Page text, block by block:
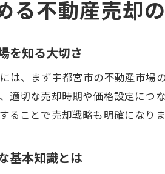
不動産売却
口コ
不動
宇都
る不動産売却
を知る大切さ
は、まず宇都宮市の不動産市場
適切な売却時期や価格設定に
ることで売却戦略も明確になり
基本知識とは